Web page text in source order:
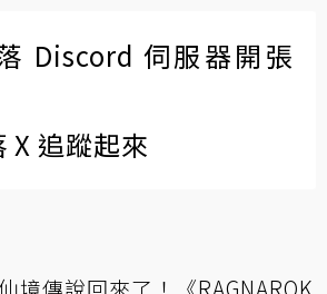
Discord 伺服器開張
X 追蹤起來
境傳說回來了！《RAGNAROK